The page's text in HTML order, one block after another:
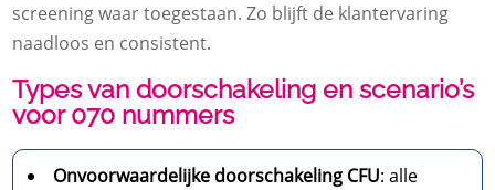
screening waar toegestaan.​ Zo blijft de klantervaring
naadloos en consistent.​
Types van doorschakeling en scenario’s
voor 070 nummers
Onvoorwaardelijke doorschakeling CFU: alle